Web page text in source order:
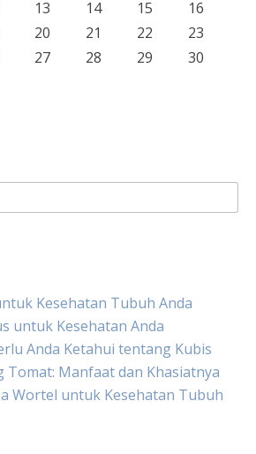
13 14 15
16
20 21 22
23
27 28 29
30
Kesehatan Tubuh Anda
untuk Kesehatan Anda
Anda Ketahui tentang Kubis
Tomat: Manfaat dan Khasiatnya
Wortel untuk Kesehatan Tubuh